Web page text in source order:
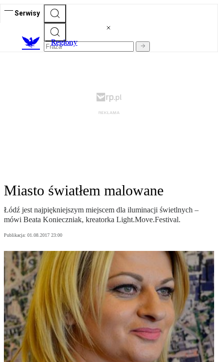
Serwisy
Regiony
Miasto światłem malowane
Łódź jest najpiękniejszym miejscem dla iluminacji świetlnych –
mówi Beata Konieczniak, kreatorka Light.Move.Festival.
Publikacja: 01.08.2017 23:00